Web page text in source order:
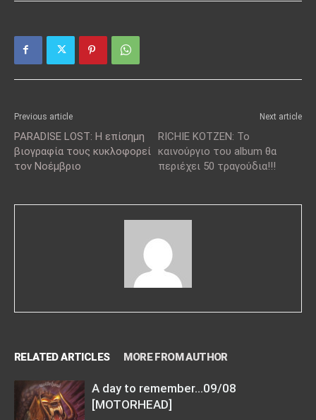
Previous article
PARADISE LOST: Η επίσημη
βιογραφία τους κυκλοφορεί
τον Νοέμβριο
Next article
RICHIE KOTZEN: Το
καινούργιο του album θα
περιέχει 50 τραγούδια!!!
RELATED ARTICLES MORE FROM AUTHOR
A day to remember…09/08
[MOTORHEAD]